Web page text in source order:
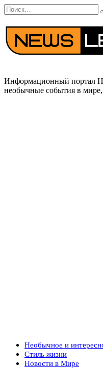
Перейти
к
содержанию
Search
for:
Информационный портал
необычные события в
Необычное и
Стиль жизни
Новости в Мире